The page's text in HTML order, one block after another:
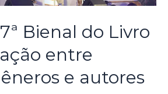
Bienal do Livro
entre
e autores